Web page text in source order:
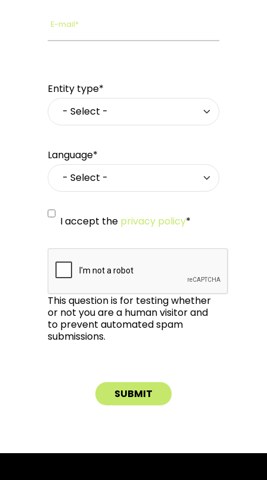
E-mail*
Entity type*
Language*
I accept the privacy policy*
This question is for testing whether
or not you are a human visitor and
to prevent automated spam
submissions.